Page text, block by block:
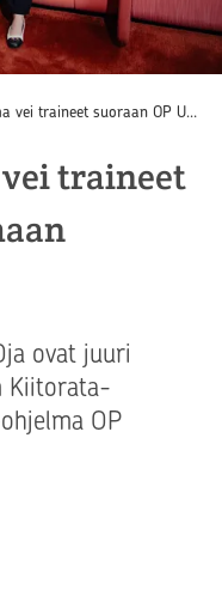
Kiitorata-ohjelma vei traineet suoraan OP Uusimaan ytimeen
traineet
ovat juuri
Kiitorata-
OP